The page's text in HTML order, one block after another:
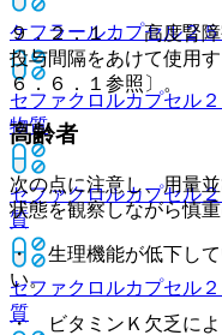
ケフラールカプセル２
セファクロルカプセル
物質
セファクロルカプセル
質
セファクロルカプセル２
質
９．２．１． 高度腎障
投与間隔をあけて使用
６．６．１参照〕。
高齢者
次の点に注意し、用量
状態を観察しながら慎
・ 生理機能が低下し
い。
・ ビタミンＫ欠乏によ